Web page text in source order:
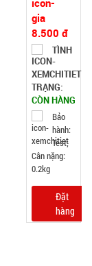
001168
3.000 đ
TÌNH
TRẠNG:
CÒN HÀNG
Bảo
hành:
Đặt
hàng